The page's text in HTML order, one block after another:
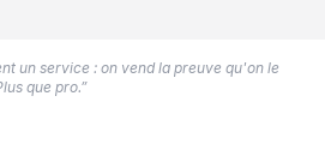
un service : on vend la preuve qu'on le
que pro.”